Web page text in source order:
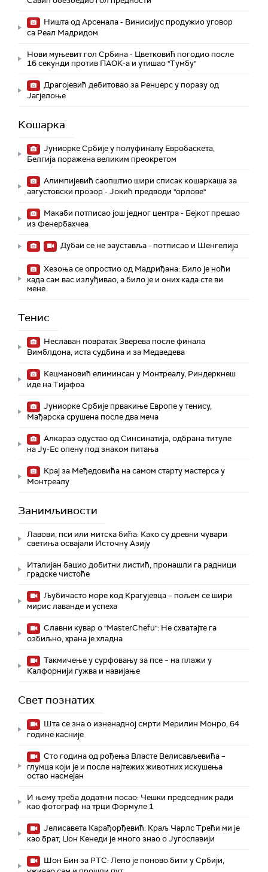
Ништа од Арсенала - Винисијус продужио уговор
са Реал Мадридом
Нови муњевит гол Србина - Цветковић погодио после
16 секунди против ПАОК-а и утишао "Тумбу"
Драгојевић дебитовао за Ренџерс у поразу од
Јагјелоње
Кошарка
Јуниорке Србије у полуфиналу Евробаскета,
Белгија поражена великим преокретом
Алимпијевић саопштио шири списак кошаркаша за
августовски прозор - Јокић предводи "орлове"
Макаби потписао још једног центра - Бејкот прешао
из Фенербахчеа
Дубаи се не зауставља - потписао и Шенгелија
Хезоња се опростио од Мадриђана: Било је ноћи
када сам вас излуђивао, а било је и оних када сте ви
мене
Тенис
Неславан повратак Зверева после финала
Вимблдона, иста судбина и за Медведева
Кецмановић елиминсан у Монтреалу, Риндеркнеш
иде на Тијафоа
Јуниорке Србије првакиње Европе у тенису,
Мађарска срушена после два меча
Алкараз одустао од Синсинатија, одбрана титуле
на Ју-Ес опену под знаком питања
Крај за Међедовића на самом старту мастерса у
Монтреалу
Занимљивости
Лавови, пси или митска бића: Како су древни чувари
светиња освајали Источну Азију
Италијан бацио добитни листић, пронашли га радници
градске чистоће
Љубичасто море код Крагујевца – пољем се шири
мирис лаванде и успеха
Славни кувар о "MasterChefu": Не схватајте га
озбиљно, храна је хладна
Такмичење у сурфовању за псе – на плажи у
Калфорнији гужва и навијање
Свет познатих
Шта се зна о изненадној смрти Мерилин Монро, 64
године касније
Сто година од рођења Власте Велисављевића –
глумца који је и после најтежих животних искушења
остао насмејан
И њему треба додатни посао: Чешки председник ради
као фотограф на трци Формуле 1
Јелисавета Карађорђевић: Краљ Чарлс Трећи ми је
као брат, Џон Кенеди је много знао о Југославији
Шон Бин за РТС: Лепо је поново бити у Србији,